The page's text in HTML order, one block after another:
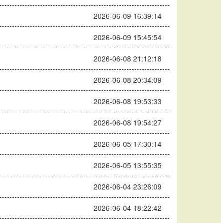
2026-06-09 16:39:14
2026-06-09 15:45:54
2026-06-08 21:12:18
2026-06-08 20:34:09
2026-06-08 19:53:33
2026-06-08 19:54:27
2026-06-05 17:30:14
2026-06-05 13:55:35
2026-06-04 23:26:09
2026-06-04 18:22:42